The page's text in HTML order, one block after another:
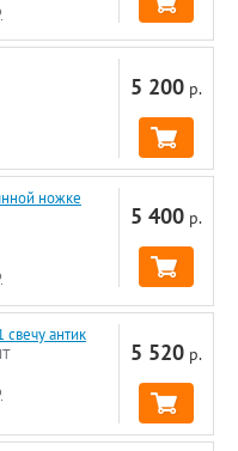
5 200 р.
5 400 р.
ножке
5 520 р.
свечу антик